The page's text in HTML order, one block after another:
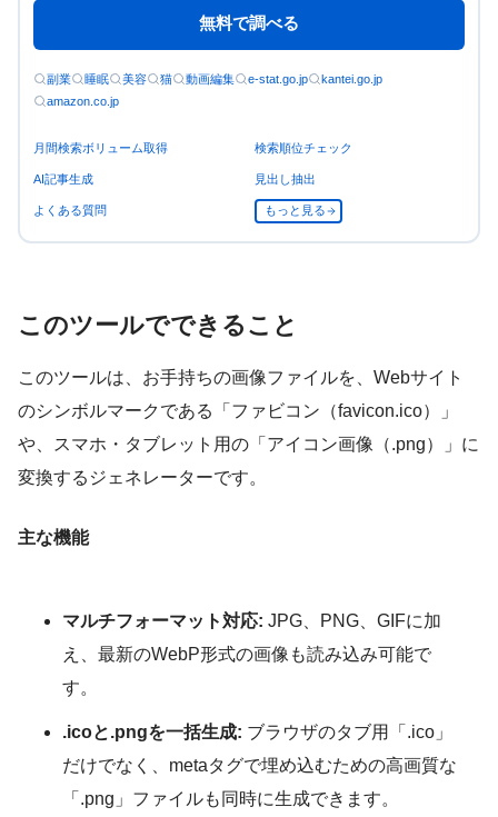
無料で調べる
副業 睡眠 美容 猫 動画編集 e-stat.go.jp
kantei.go.jp
amazon.co.jp
月間検索ボリューム取得 検索順位チェック
AI記事生成 見出し抽出
よくある質問 もっと見る
このツールでできること
このツールは、お手持ちの画像ファイルを、Webサイト
のシンボルマークである「ファビコン（favicon.ico）」
や、スマホ・タブレット用の「アイコン画像（.png）」に
変換するジェネレーターです。
主な機能
マルチフォーマット対応: JPG、PNG、GIFに加
え、最新のWebP形式の画像も読み込み可能で
す。
.icoと.pngを一括生成: ブラウザのタブ用「.ico」
だけでなく、metaタグで埋め込むための高画質な
「.png」ファイルも同時に生成できます。